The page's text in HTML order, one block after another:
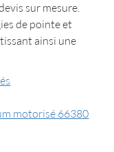
sur mesure.
de pointe et
ainsi une
motorisé 66380